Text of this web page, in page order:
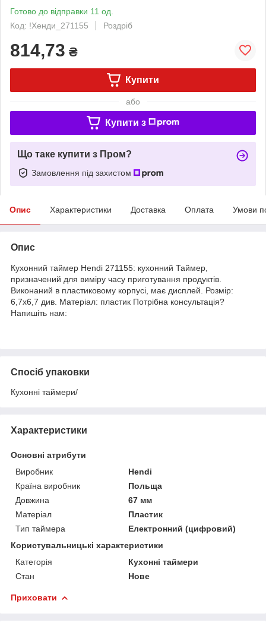
Готово до відправки 11 од.
Код: !Хенди_271155
Роздріб
814,73 ₴
Купити
або
Купити з
Що таке купити з Пром?
Замовлення під захистом
Опис Характеристики Доставка Оплата Умови
Опис
Кухонний таймер Hendi 271155: кухонний Таймер,
призначений для виміру часу приготування продуктів.
Виконаний в пластиковому корпусі, має дисплей. Розмір:
6,7х6,7 див. Матеріал: пластик Потрібна консультація?
Напишіть нам:
Спосіб упаковки
Кухонні таймери/
Характеристики
Основні атрибути
Виробник
Hendi
Країна виробник
Польща
Довжина
67 мм
Матеріал
Пластик
Тип таймера
Електронний (цифровий)
Користувальницькі характеристики
Категорія
Кухонні таймери
Стан
Нове
Приховати